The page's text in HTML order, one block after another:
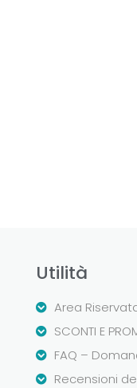
Utilità
Area
SCONTI E
FAQ –
Recensioni